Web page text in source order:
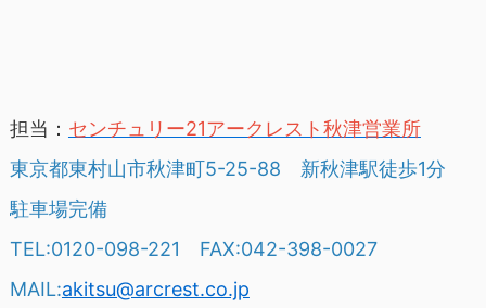
担当： センチュリー21アークレスト秋津営業所
東京都東村山市秋津町5-25-88 新秋津駅徒歩1分
駐車場完備
TEL:0120-098-221 FAX:042-398-0027
MAIL:akitsu@arcrest.co.jp